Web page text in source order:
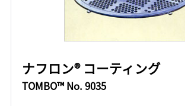
ナフロン® コーティング
TOMBO™ No. 9035